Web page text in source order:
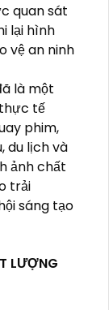
quan sát
lại hình
vệ an ninh
là một
tế
phim,
du lịch và
ảnh chất
trải
sáng tạo
LƯỢNG